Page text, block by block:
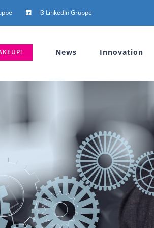
I3 LinkedIn Gruppe
News Innovation